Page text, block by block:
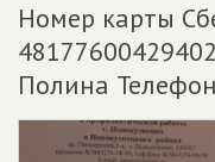
Номер карты
Полина